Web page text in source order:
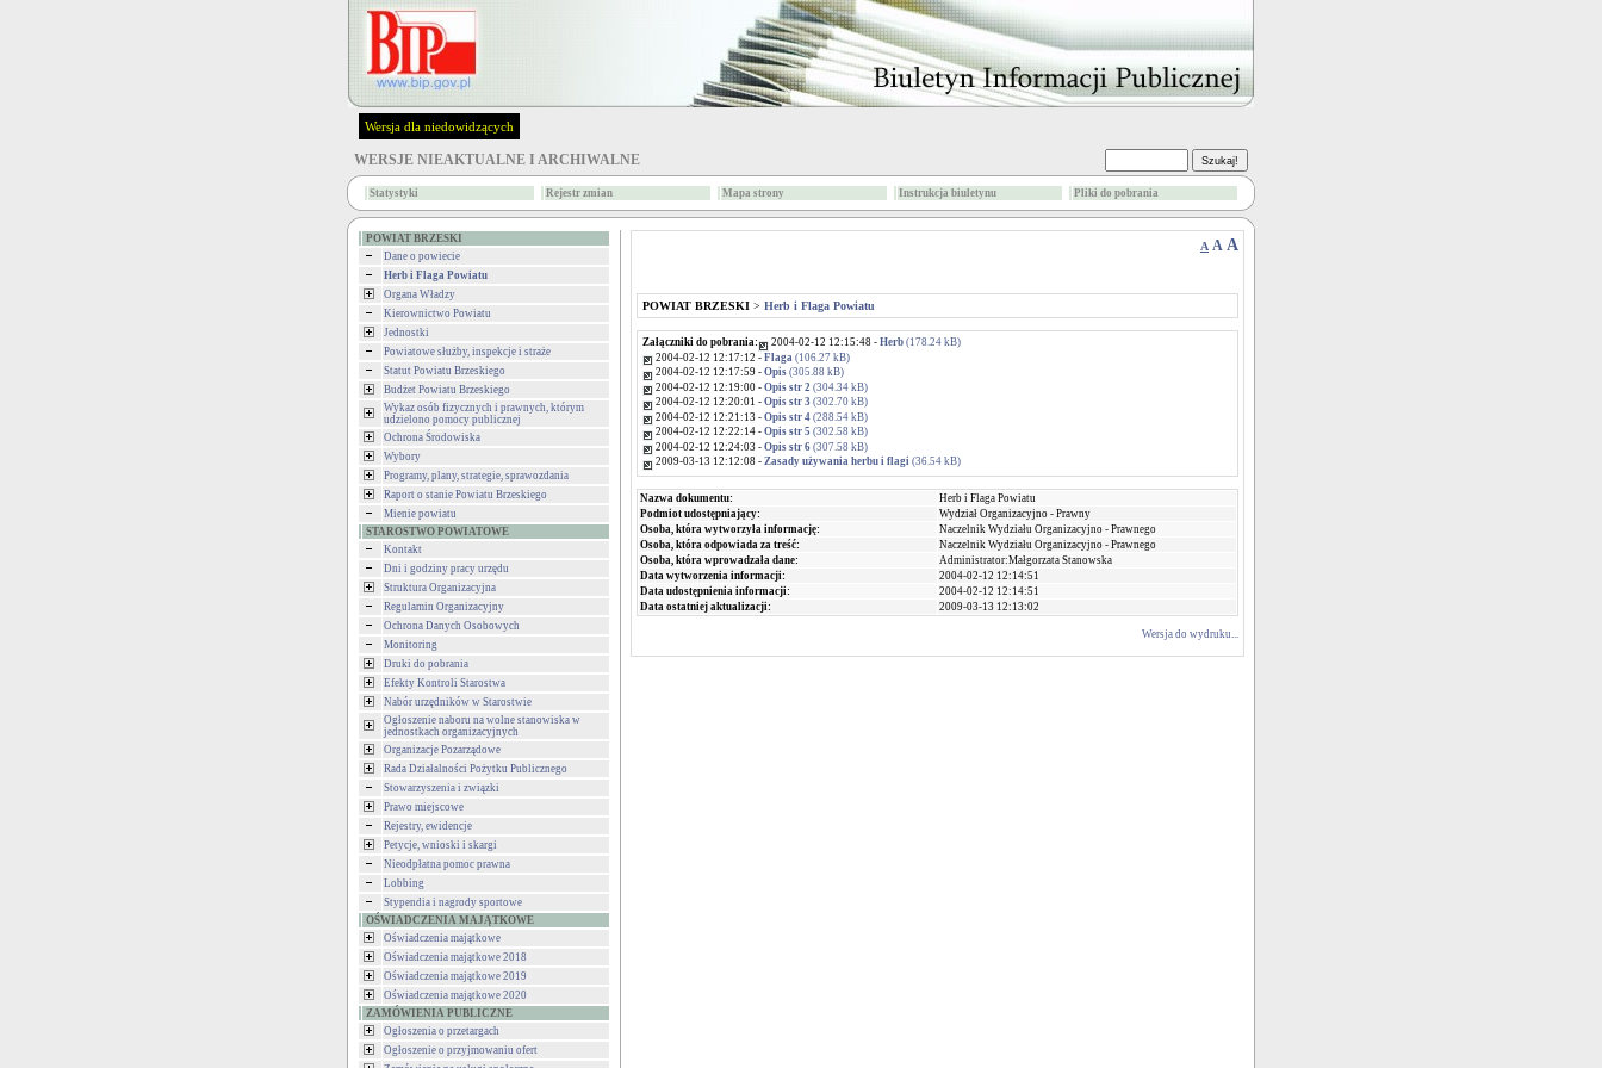
Wersja dla niedowidzących
WERSJE NIEAKTUALNE I ARCHIWALNE
Statystyki Rejestr zmian Mapa strony Instrukcja biuletynu Pliki do pobrania
POWIAT BRZESKI
Dane o powiecie
Herb i Flaga Powiatu
Organa Władzy
Kierownictwo Powiatu
Jednostki
Powiatowe służby, inspekcje i straże
Statut Powiatu Brzeskiego
Budżet Powiatu Brzeskiego
Wykaz osób fizycznych i prawnych, którym
udzielono pomocy publicznej
Ochrona Środowiska
Wybory
Programy, plany, strategie, sprawozdania
Raport o stanie Powiatu Brzeskiego
Mienie powiatu
STAROSTWO POWIATOWE
Kontakt
Dni i godziny pracy urzędu
Struktura Organizacyjna
Regulamin Organizacyjny
Ochrona Danych Osobowych
Monitoring
Druki do pobrania
Efekty Kontroli Starostwa
Nabór urzędników w Starostwie
Ogłoszenie naboru na wolne stanowiska w
jednostkach organizacyjnych
Organizacje Pozarządowe
Rada Działalności Pożytku Publicznego
Stowarzyszenia i związki
Prawo miejscowe
Rejestry, ewidencje
Petycje, wnioski i skargi
Nieodpłatna pomoc prawna
Lobbing
Stypendia i nagrody sportowe
OŚWIADCZENIA MAJĄTKOWE
Oświadczenia majątkowe
Oświadczenia majątkowe 2018
Oświadczenia majątkowe 2019
Oświadczenia majątkowe 2020
ZAMÓWIENIA PUBLICZNE
Ogłoszenia o przetargach
Ogłoszenie o przyjmowaniu ofert
A A A
POWIAT BRZESKI > Herb i Flaga Powiatu
Załączniki do pobrania: 2004-02-12 12:15:48 - Herb (178.24 kB)
2004-02-12 12:17:12 - Flaga (106.27 kB)
2004-02-12 12:17:59 - Opis (305.88 kB)
2004-02-12 12:19:00 - Opis str 2 (304.34 kB)
2004-02-12 12:20:01 - Opis str 3 (302.70 kB)
2004-02-12 12:21:13 - Opis str 4 (288.54 kB)
2004-02-12 12:22:14 - Opis str 5 (302.58 kB)
2004-02-12 12:24:03 - Opis str 6 (307.58 kB)
2009-03-13 12:12:08 - Zasady używania herbu i flagi (36.54 kB)
Nazwa dokumentu:
Herb i Flaga Powiatu
Podmiot udostępniający:
Wydział Organizacyjno - Prawny
Osoba, która wytworzyła informację:
Naczelnik Wydziału Organizacyjno - Prawnego
Osoba, która odpowiada za treść:
Naczelnik Wydziału Organizacyjno - Prawnego
Osoba, która wprowadzała dane:
Administrator:Małgorzata Stanowska
Data wytworzenia informacji:
2004-02-12 12:14:51
Data udostępnienia informacji:
2004-02-12 12:14:51
Data ostatniej aktualizacji:
2009-03-13 12:13:02
Wersja do wydruku...